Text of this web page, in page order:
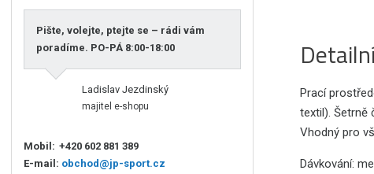
Prací
textil). Šetrně
Vhodný pro
Dávkování:
Pište, volejte, ptejte se – rádi vám
poradíme. PO-PÁ 8:00-18:00
Ladislav Jezdinský
majitel e-shopu
Mobil: +420 602 881 389
E-mail: obchod@jp-sport.cz